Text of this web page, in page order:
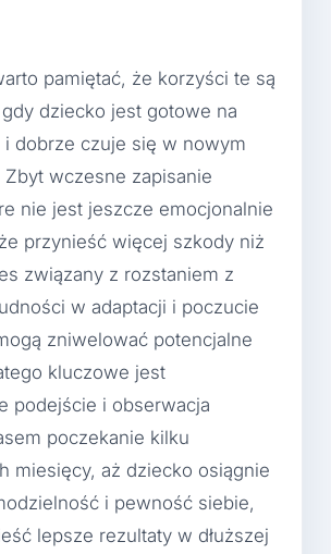
pamiętać, że korzyści te są
dziecko jest gotowe na
i dobrze czuje się w nowym
wczesne zapisanie
nie jest jeszcze emocjonalnie
przynieść więcej szkody niż
związany z rozstaniem z
w adaptacji i poczucie
zniwelować potencjalne
kluczowe jest
podejście i obserwacja
poczekanie kilku
miesięcy, aż dziecko osiągnie
i pewność siebie,
lepsze rezultaty w dłuższej